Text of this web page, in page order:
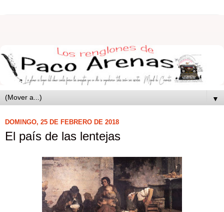
▼
DOMINGO, 25 DE FEBRERO DE 2018
El país de las lentejas